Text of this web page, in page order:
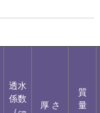
透水
係数
厚 さ
質
量